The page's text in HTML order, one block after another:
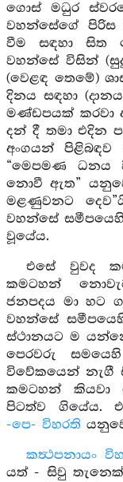
ගොස් මධුර
වහන්සේගේ පිරිස
වීම සඳහා සිත
වහන්සේ විසින්
(වෙළඳ තෙමේ)
දිනය සඳහා
මණ්ඩපයක් කරවා
දන් දී තමා එදින
අංගයන් පිළිබඳව
“මෙපමණ ධනය
නොවී ඇත”
මළණුවනට
වහන්සේ
වූයේය.
එසේ වුවද
කමටහන්
ජනපදය මා හට
වහන්සේ
ස්ථානයට ම
පෙරවරු
විවේකයෙන් නැගී
කමටහන් කියවා
පිටත්ව ගියේය.
-පෙ- විහරති
කත්‍ථපනායං
යත් - සිවු